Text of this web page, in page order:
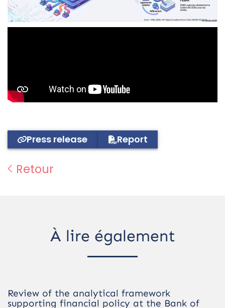
Press release Report
Retour
À lire également
Review of the analytical framework
supporting financial policy at the Bank of